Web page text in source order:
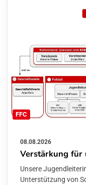
FFC
08.08.2026
Verstärkung für
Unsere
Unterstützung von